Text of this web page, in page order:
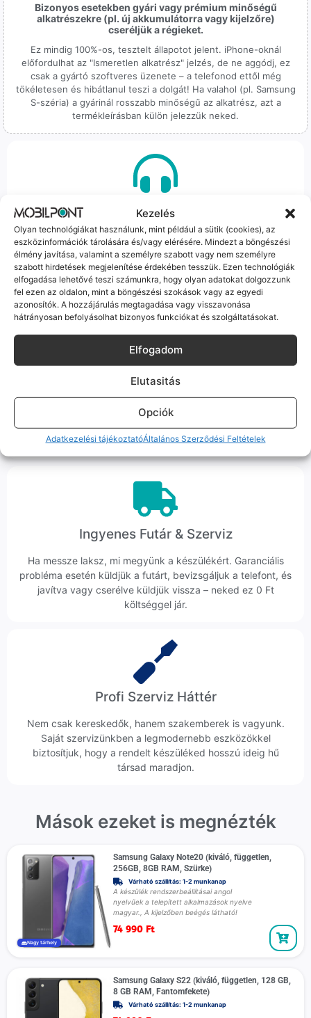
Kezelés
Olyan technológiákat használunk, mint például a sütik (cookies), az
eszközinformációk tárolására és/vagy elérésére. Mindezt a böngészési
élmény javítása, valamint a személyre szabott vagy nem személyre
szabott hirdetések megjelenítése érdekében tesszük. Ezen technológiák
elfogadása lehetővé teszi számunkra, hogy olyan adatokat dolgozzunk
fel ezen az oldalon, mint a böngészési szokások vagy az egyedi
azonosítók. A hozzájárulás megtagadása vagy visszavonása
hátrányosan befolyásolhat bizonyos funkciókat és szolgáltatásokat.
Elfogadom
Elutasitás
Opciók
Adatkezelési tájékoztatóÁltalános Szerződési Feltételek
Bizonyos esetekben gyári vagy prémium minőségű
alkatrészekre (pl. új akkumulátorra vagy kijelzőre)
cseréljük a régieket.
Ez mindig 100%-os, tesztelt állapotot jelent. iPhone-oknál
előfordulhat az "Ismeretlen alkatrész" jelzés, de ne aggódj, ez
csak a gyártó szoftveres üzenete – a telefonod ettől még
tökéletesen és hibátlanul teszi a dolgát! Ha valahol (pl. Samsung
S-széria) a gyárinál rosszabb minőségű az alkatrész, azt a
termékleírásban külön jelezzük neked.
100% Elérhetőség
Sok éve a szegedi piac meghatározó szereplői vagyunk.
Nem egy arctalan webshop vagyunk: ha kérdésed van, élő
ember veszi fel a telefont, és személyesen is megtalálsz
minket Szegeden.
Korrekt Ügyintézés
Hibázni emberi dolog, de a felelősségvállalás nálunk alap.
Ha ritkán előfordul egy hiba, nem kifogásokat keresünk,
hanem megoldást. Szakértő kollégáink azonnal kézbe
veszik az ügyedet.
Ingyenes Futár & Szerviz
Ha messze laksz, mi megyünk a készülékért. Garanciális
probléma esetén küldjük a futárt, bevizsgáljuk a telefont, és
javítva vagy cserélve küldjük vissza – neked ez 0 Ft
költséggel jár.
Profi Szerviz Háttér
Nem csak kereskedők, hanem szakemberek is vagyunk.
Saját szervizünkben a legmodernebb eszközökkel
biztosítjuk, hogy a rendelt készüléked hosszú ideig hű
társad maradjon.
Mások ezeket is megnézték
Nagy tárhely
Samsung Galaxy Note20 (kiváló, független,
256GB, 8GB RAM, Szürke)
Várható szállítás: 1-2 munkanap
A készülék rendszerbeállításai angol
nyelvűek a telepített alkalmazások nyelve
magyar., A kijelzőben beégés látható!
74 990 Ft
Samsung Galaxy S22 (kiváló, független, 128 GB,
8 GB RAM, Fantomfekete)
Várható szállítás: 1-2 munkanap